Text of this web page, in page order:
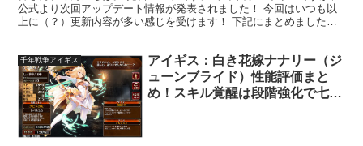
公式より次回アップデート情報が発表されました！ 今回はいつも以
上に（？）更新内容が多い感じを受けます！ 下記にまとめましたの
千年戦争アイギス
アイギス：白き花嫁ナナリー（ジ
ューンブライド）性能評価まと
め！スキル覚醒は段階強化で七連